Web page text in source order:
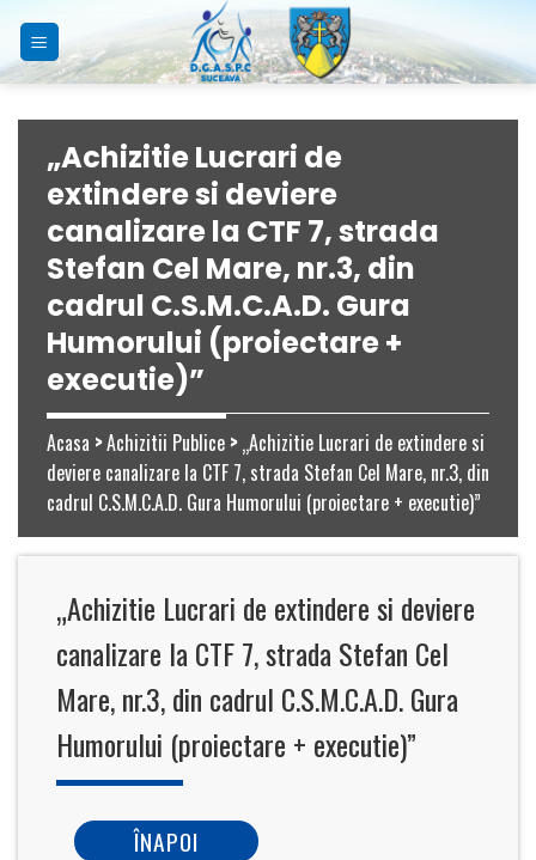
content
„Achizitie Lucrari de
extindere si deviere
canalizare la CTF 7, strada
Stefan Cel Mare, nr.3, din
cadrul C.S.M.C.A.D. Gura
Humorului (proiectare +
executie)”
Acasa >Achizitii Publice >„Achizitie Lucrari de extindere si
deviere canalizare la CTF 7, strada Stefan Cel Mare, nr.3, din
cadrul C.S.M.C.A.D. Gura Humorului (proiectare + executie)”
„Achizitie Lucrari de extindere si deviere
canalizare la CTF 7, strada Stefan Cel
Mare, nr.3, din cadrul C.S.M.C.A.D. Gura
Humorului (proiectare + executie)”
ÎNAPOI